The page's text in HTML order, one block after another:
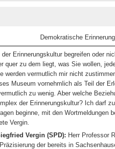
Demokratische
der Erinnerungskultur begreifen oder
quer zu dem liegt, was Sie wollen,
werden vermutlich mir nicht
Museum vornehmlich als Teil der
zu wenig. Aber welche
der Erinnerungskultur? Ich darf
beginne, mit den Wortmeldungen
Vergin.
Vergin (SPD): Herr Professor
der bereits in